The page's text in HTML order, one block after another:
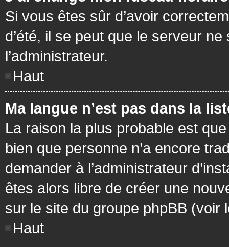
Si vous êtes sûr d’avoir
d’été, il se peut que le serveur
l’administrateur.
Haut
Ma langue n’est pas dans la
La raison la plus probable est
bien que personne n’a encore
demander à l’administrateur
êtes alors libre de créer une
sur le site du groupe phpBB (voir
Haut